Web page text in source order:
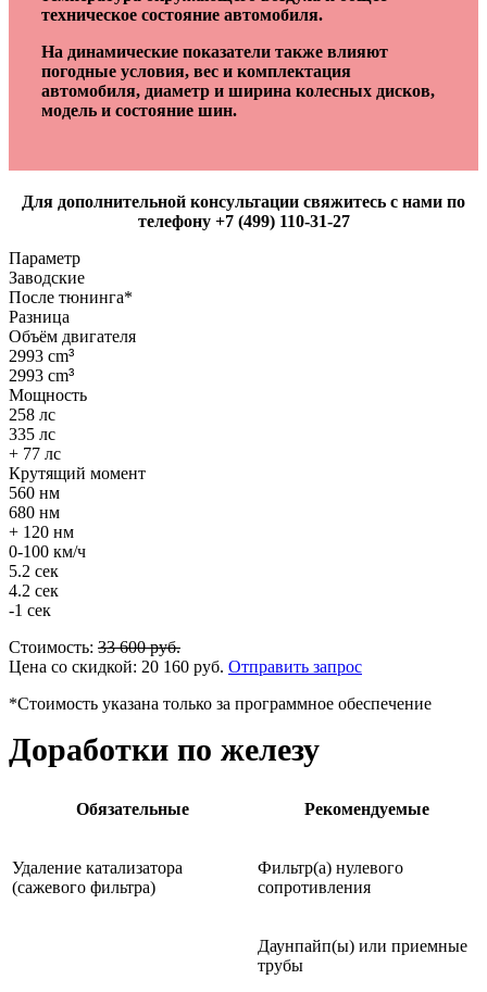
техническое состояние автомобиля.
На динамические показатели также влияют
погодные условия, вес и комплектация
автомобиля, диаметр и ширина колесных дисков,
модель и состояние шин.
Для дополнительной консультации свяжитесь с нами по
телефону +7 (499) 110-31-27
Параметр
Заводские
После тюнинга*
Разница
Объём двигателя
2993 cm³
2993 cm³
Мощность
258 лс
335 лс
+ 77 лс
Крутящий момент
560 нм
680 нм
+ 120 нм
0-100 км/ч
5.2 сек
4.2 сек
-1 сек
Стоимость: 33 600руб.
Цена со скидкой: 20 160 руб. Отправить запрос
*Стоимость указана только за программное обеспечение
Доработки по железу
Обязательные Рекомендуемые
Удаление катализатора
(сажевого фильтра)
Фильтр(а) нулевого
сопротивления
Даунпайп(ы) или приемные
трубы